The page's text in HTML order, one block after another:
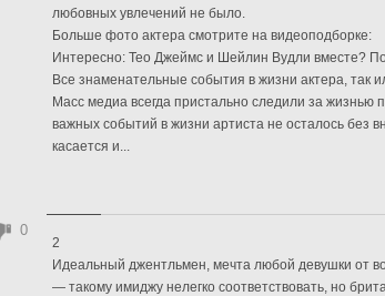
любовных увлечений не было.
Больше фото актера смотрите на видеоподборке:
Интересно: Тео Джеймс и Шейлин Вудли вместе?
Все знаменательные события в жизни актера, так
Масс медиа всегда пристально следили за жизнью
важных событий в жизни артиста не осталось без
касается и...
2
Идеальный джентльмен, мечта любой девушки от
— такому имиджу нелегко соответствовать, но
0